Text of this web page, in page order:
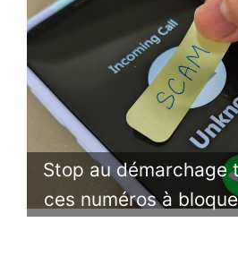
Stop au démarchage
ces numéros à